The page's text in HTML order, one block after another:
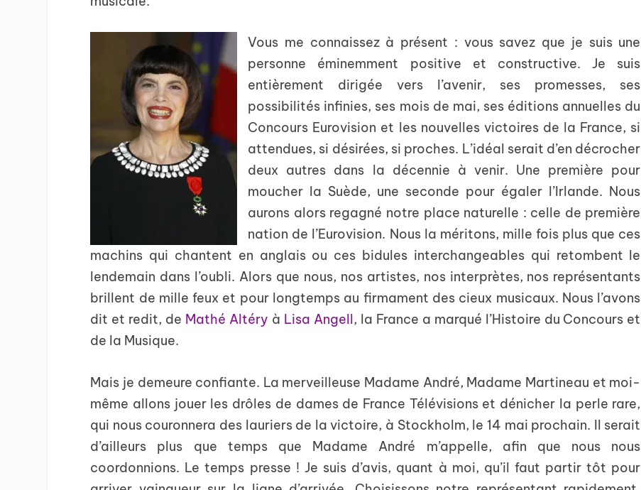
Vous me connaissez à présent : vous savez que je suis une
personne éminemment positive et constructive. Je suis
entièrement dirigée vers l’avenir, ses promesses, ses
possibilités infinies, ses mois de mai, ses éditions annuelles du
Concours Eurovision et les nouvelles victoires de la France, si
attendues, si désirées, si proches. L’idéal serait d’en décrocher
deux autres dans la décennie à venir. Une première pour
moucher la Suède, une seconde pour égaler l’Irlande. Nous
aurons alors regagné notre place naturelle : celle de première
nation de l’Eurovision. Nous la méritons, mille fois plus que ces
machins qui chantent en anglais ou ces bidules interchangeables qui retombent le
lendemain dans l’oubli. Alors que nous, nos artistes, nos interprètes, nos représentants
brillent de mille feux et pour longtemps au firmament des cieux musicaux. Nous l’avons
dit et redit, de Mathé Altéry à Lisa Angell, la France a marqué l’Histoire du Concours et
de la Musique.
Mais je demeure confiante. La merveilleuse Madame André, Madame Martineau et moi-
même allons jouer les drôles de dames de France Télévisions et dénicher la perle rare,
qui nous couronnera des lauriers de la victoire, à Stockholm, le 14 mai prochain. Il serait
d’ailleurs plus que temps que Madame André m’appelle, afin que nous nous
coordonnions. Le temps presse ! Je suis d’avis, quant à moi, qu’il faut partir tôt pour